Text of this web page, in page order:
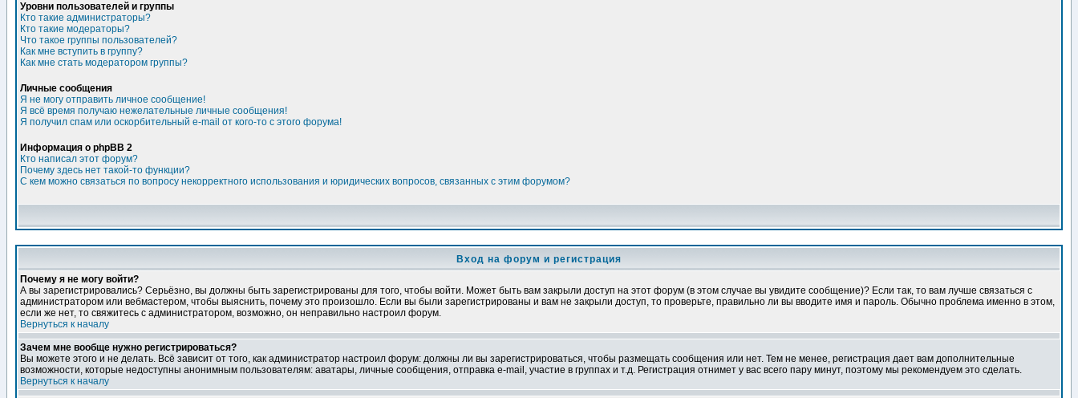
Уровни пользователей и группы
Кто такие администраторы?
Кто такие модераторы?
Что такое группы пользователей?
Как мне вступить в группу?
Как мне стать модератором группы?
Личные сообщения
Я не могу отправить личное сообщение!
Я всё время получаю нежелательные личные сообщения!
Я получил спам или оскорбительный e-mail от кого-то с этого форума!
Информация о phpBB 2
Кто написал этот форум?
Почему здесь нет такой-то функции?
С кем можно связаться по вопросу некорректного использования и юридических вопросов, связанных с этим форумом?
Вход на форум и регистрация
Почему я не могу войти?
А вы зарегистрировались? Серьёзно, вы должны быть зарегистрированы для того, чтобы войти. Может быть вам закрыли доступ на этот форум (в этом случае вы увидите сообщение)? Если так, то вам лучше связаться с
администратором или вебмастером, чтобы выяснить, почему это произошло. Если вы были зарегистрированы и вам не закрыли доступ, то проверьте, правильно ли вы вводите имя и пароль. Обычно проблема именно в этом,
если же нет, то свяжитесь с администратором, возможно, он неправильно настроил форум.
Вернуться к началу
Зачем мне вообще нужно регистрироваться?
Вы можете этого и не делать. Всё зависит от того, как администратор настроил форум: должны ли вы зарегистрироваться, чтобы размещать сообщения или нет. Тем не менее, регистрация дает вам дополнительные
возможности, которые недоступны анонимным пользователям: аватары, личные сообщения, отправка e-mail, участие в группах и т.д. Регистрация отнимет у вас всего пару минут, поэтому мы рекомендуем это сделать.
Вернуться к началу